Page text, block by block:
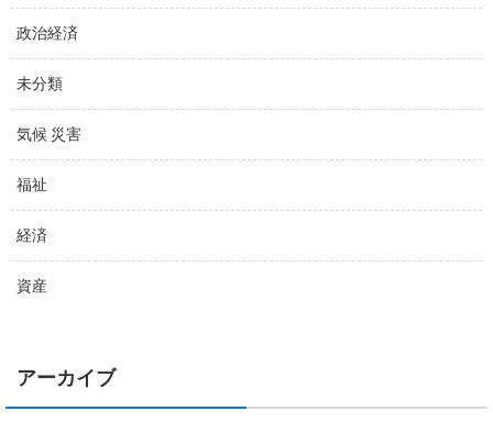
政治経済
未分類
気候 災害
福祉
経済
資産
アーカイブ